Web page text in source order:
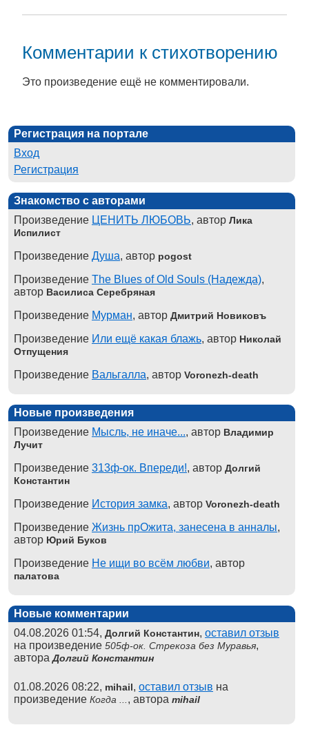
Комментарии к стихотворению
Это произведение ещё не комментировали.
Регистрация на портале
Вход
Регистрация
Знакомство с авторами
Произведение ЦЕНИТЬ ЛЮБОВЬ, автор Лика
Испилист
Произведение Душа, автор pogost
Произведение The Blues of Old Souls (Надежда),
автор Василиса Серебряная
Произведение Мурман, автор Дмитрий Новиковъ
Произведение Или ещё какая блажь, автор Николай
Отпущения
Произведение Вальгалла, автор Voronezh-death
Новые произведения
Произведение Мысль, не иначе..., автор Владимир
Лучит
Произведение 313ф-ок. Впереди!, автор Долгий
Константин
Произведение История замка, автор Voronezh-death
Произведение Жизнь прОжита, занесена в анналы,
автор Юрий Буков
Произведение Не ищи во всём любви, автор
палатова
Новые комментарии
04.08.2026 01:54, Долгий Константин, оставил отзыв
на произведение 505ф-ок. Стрекоза без Муравья,
автораДолгий Константин
01.08.2026 08:22, mihail, оставил отзыв на
произведение Когда ... , автора mihail